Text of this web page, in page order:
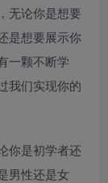
无论你是想要
是想要展示你
一颗不断学
我们实现你的
你是初学者还
男性还是女